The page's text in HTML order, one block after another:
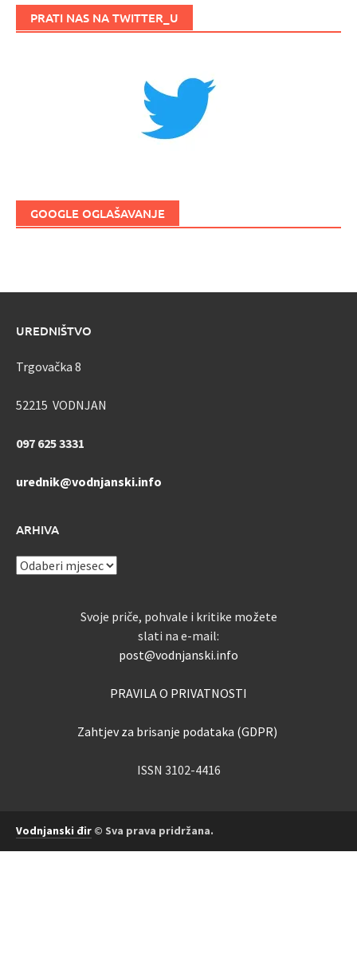
PRATI NAS NA TWITTER_U
GOOGLE OGLAŠAVANJE
UREDNIŠTVO
Trgovačka 8
52215 VODNJAN
097 625 3331
urednik@vodnjanski.info
ARHIVA
ARHIVA
Svoje priče, pohvale i kritike možete
slati na e-mail:
post@vodnjanski.info
PRAVILA O PRIVATNOSTI
Zahtjev za brisanje podataka (GDPR)
ISSN 3102-4416
Vodnjanski đir © Sva prava pridržana.